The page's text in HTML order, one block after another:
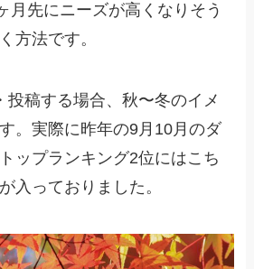
月先にニーズが高くなりそう
方法です。
投稿する場合、秋〜冬のイメ
。実際に昨年の9月10月のダ
ップランキング2位にはこち
入っておりました。